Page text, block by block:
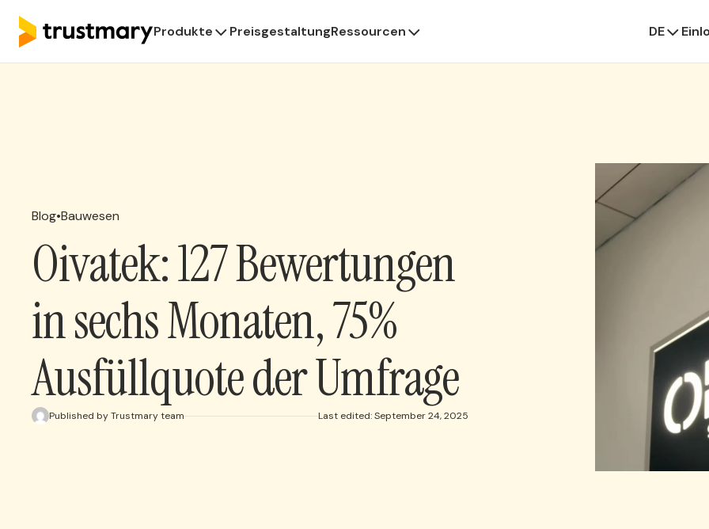
Produkte PreisgestaltungRessourcen DE
Blog•Bauwesen
Oivatek: 127 Bewertungen
in sechs Monaten, 75%
Ausfüllquote der Umfrage
Published by Trustmary team Last edited: September 24, 2025